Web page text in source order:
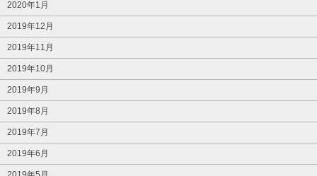
2020年1月
2019年12月
2019年11月
2019年10月
2019年9月
2019年8月
2019年7月
2019年6月